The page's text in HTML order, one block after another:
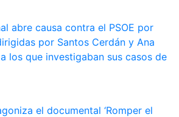
abre causa contra el PSOE por
por Santos Cerdán y Ana
los que investigaban sus casos de
el documental ‘Romper el